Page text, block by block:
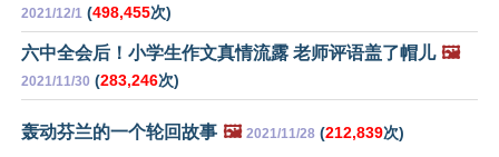
2021/12/1 (498,455次)
六中全会后！小学生作文真情流露 老师评语盖了帽儿 🖼️
2021/11/30 (283,246次)
轰动芬兰的一个轮回故事 🖼️ 2021/11/28 (212,839次)